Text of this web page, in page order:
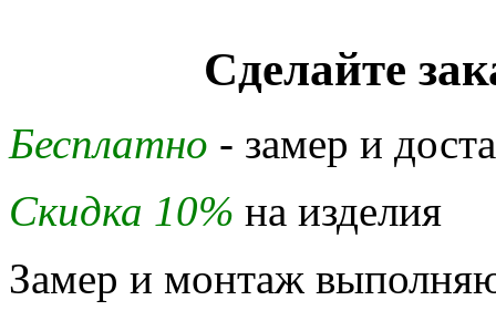
Сделайте
Бесплатно - замер и
Скидка 10% на изделия
Замер и монтаж